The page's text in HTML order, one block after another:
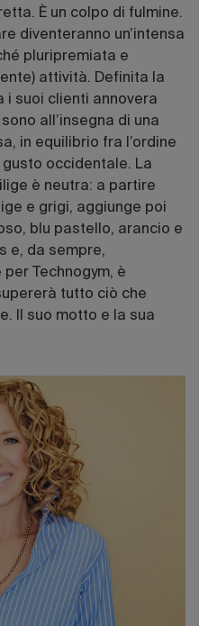
È un colpo di fulmine.
diventeranno un’intensa
pluripremiata e
attività. Definita la
i suoi clienti annovera
all’insegna di una
in equilibrio fra l’ordine
occidentale. La
è neutra: a partire
e grigi, aggiunge poi
blu pastello, arancio e
e, da sempre,
Technogym, è
tutto ciò che
Il suo motto e la sua